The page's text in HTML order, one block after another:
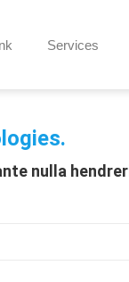
Services
nulla